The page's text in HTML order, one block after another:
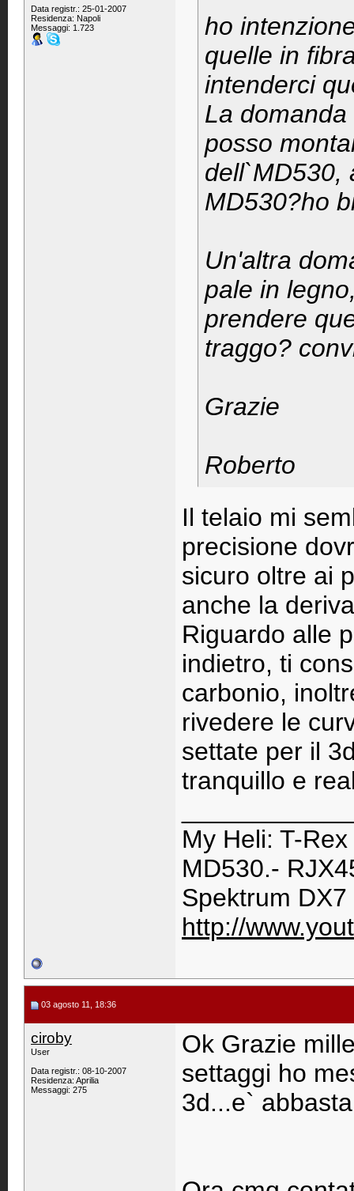
Data registr.: 25-01-2007
Residenza: Napoli
Messaggi: 1.723
ho
quelle in
intenderci
La
posso
dell`MD530,
MD530?ho
Un'altra
pale in
prendere
traggo?
Grazie
Roberto
Il telaio mi
precisione
sicuro oltre ai
anche la
Riguardo alle
indietro, ti
carbonio,
rivedere le
settate per il
tranquillo e
My Heli: T-
MD530.-
Spektrum
http://
03 agosto 11, 18:36
ciroby
User
Data registr.: 08-10-2007
Residenza: Aprilia
Messaggi: 275
Ok Grazie
settaggi ho
3d...e`